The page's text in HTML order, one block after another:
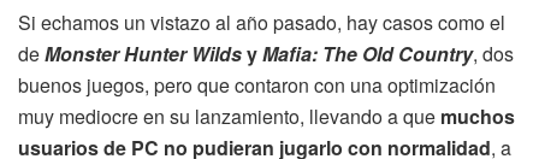
Si echamos un vistazo al año pasado, hay casos como el
deMonster Hunter WildsyMafia: The Old Country, dos
buenos juegos, pero que contaron con una optimización
muy mediocre en su lanzamiento, llevando a que muchos
usuarios de PC no pudieran jugarlo con normalidad, a